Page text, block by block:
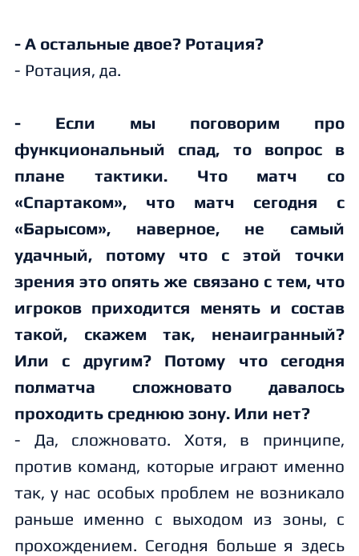
- А остальные двое? Ротация?
- Ротация, да.
- Если мы поговорим про
функциональный спад, то вопрос в
плане тактики. Что матч со
«Спартаком», что матч сегодня с
«Барысом», наверное, не самый
удачный, потому что с этой точки
зрения это опять же связано с тем, что
игроков приходится менять и состав
такой, скажем так, ненаигранный?
Или с другим? Потому что сегодня
полматча сложновато давалось
проходить среднюю зону. Или нет?
- Да, сложновато. Хотя, в принципе,
против команд, которые играют именно
так, у нас особых проблем не возникало
раньше именно с выходом из зоны, с
прохождением. Сегодня больше я здесь